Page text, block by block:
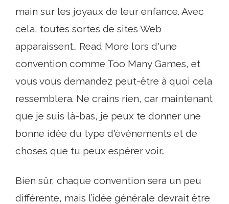
main sur les joyaux de leur enfance. Avec
cela, toutes sortes de sites Web
apparaissent… Read More lors d'une
convention comme Too Many Games, et
vous vous demandez peut-être à quoi cela
ressemblera. Ne crains rien, car maintenant
que je suis là-bas, je peux te donner une
bonne idée du type d'événements et de
choses que tu peux espérer voir..
Bien sûr, chaque convention sera un peu
différente, mais l’idée générale devrait être